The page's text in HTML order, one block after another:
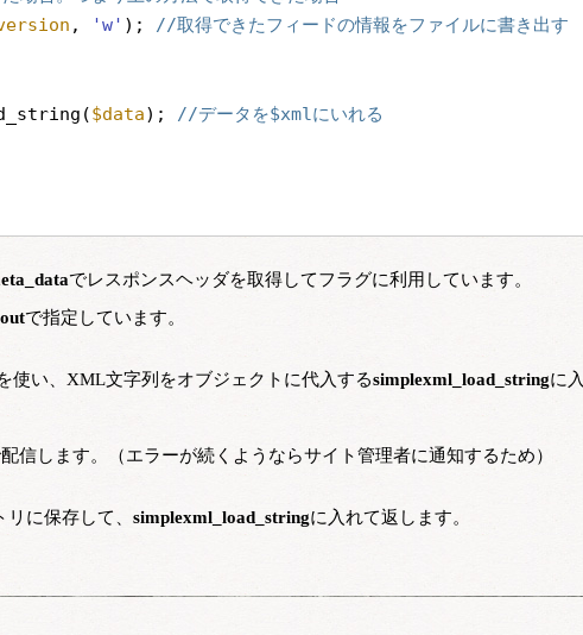
, 'w' ); //取得できたフィードの情報をファイルに書き出す
$data); //データを$xmlにいれる
でレスポンスヘッダを取得してフラグに利用しています。
で指定しています。
使い、XML文字列をオブジェクトに代入するsimplexml_load_stringに入
信します。（エラーが続くようならサイト管理者に通知するため）
に保存して、 simplexml_load_stringに入れて返します。